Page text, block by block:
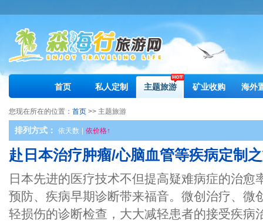
首页 私人定制 主题旅游 矿业收购 海外
您现在所在的位置： 首页 >> 主题旅游
排列方式： 依天数 依价格↑
赴日本治疗肿瘤/心脑血管等疾病定制
日本先进的医疗技术不但提高疑难病症的治愈
预防、疾病早期诊断带来福音。微创治疗、微
轻损伤的诊断检查，大大减轻患者的接受疾病